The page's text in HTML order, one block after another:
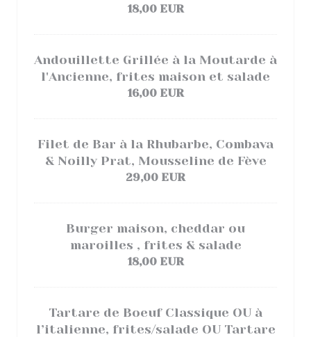
18,00 EUR
Andouillette Grillée à la Moutarde à
l'Ancienne, frites maison et salade
16,00 EUR
Filet de Bar à la Rhubarbe, Combava
& Noilly Prat, Mousseline de Fève
29,00 EUR
Burger maison, cheddar ou
maroilles , frites & salade
18,00 EUR
Tartare de Boeuf Classique OU à
l’italienne, frites/salade OU Tartare